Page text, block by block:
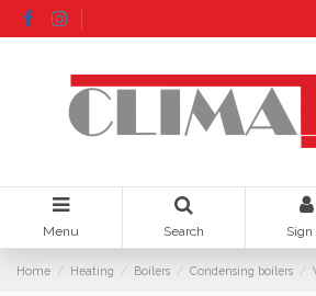
Menu Search Sign
Home Heating Boilers Condensing boilers